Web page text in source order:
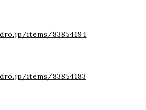
items/83854194
items/83854183